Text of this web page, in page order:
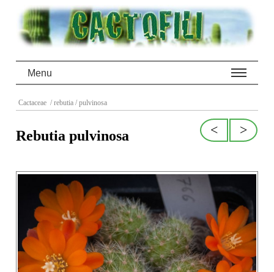
Menu
Cactaceae / rebutia / pulvinosa
>
<
Rebutia pulvinosa